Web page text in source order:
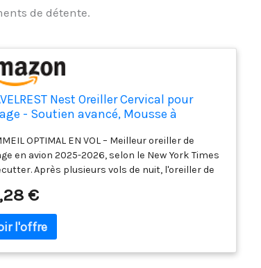
de détente.
Nest Oreiller Cervical pour
- Soutien avancé, Mousse à
Une Relaxation optimale,
Meilleur Oreiller de Voyage
2018-2025
OPTIMAL EN VOL – Meilleur oreiller de
en avion 2025-2026, selon le New York Times
Après plusieurs vols de nuit, l'oreiller de
s'est imposé comme le meilleur oreiller de
Cet oreiller cervical ergonomique offre un
inégalé et reste un accessoire de voyage
INNOVATION SOMMEIL: L'oreiller de
Travelrest Ultimate Travel Nest offre un
€